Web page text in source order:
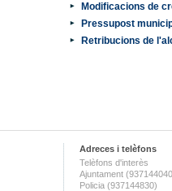
Modificacions de
Pressupost
Retribucions de
Adreces i telèfons
Telèfons d'interès
Ajuntament
Policia (937144830)